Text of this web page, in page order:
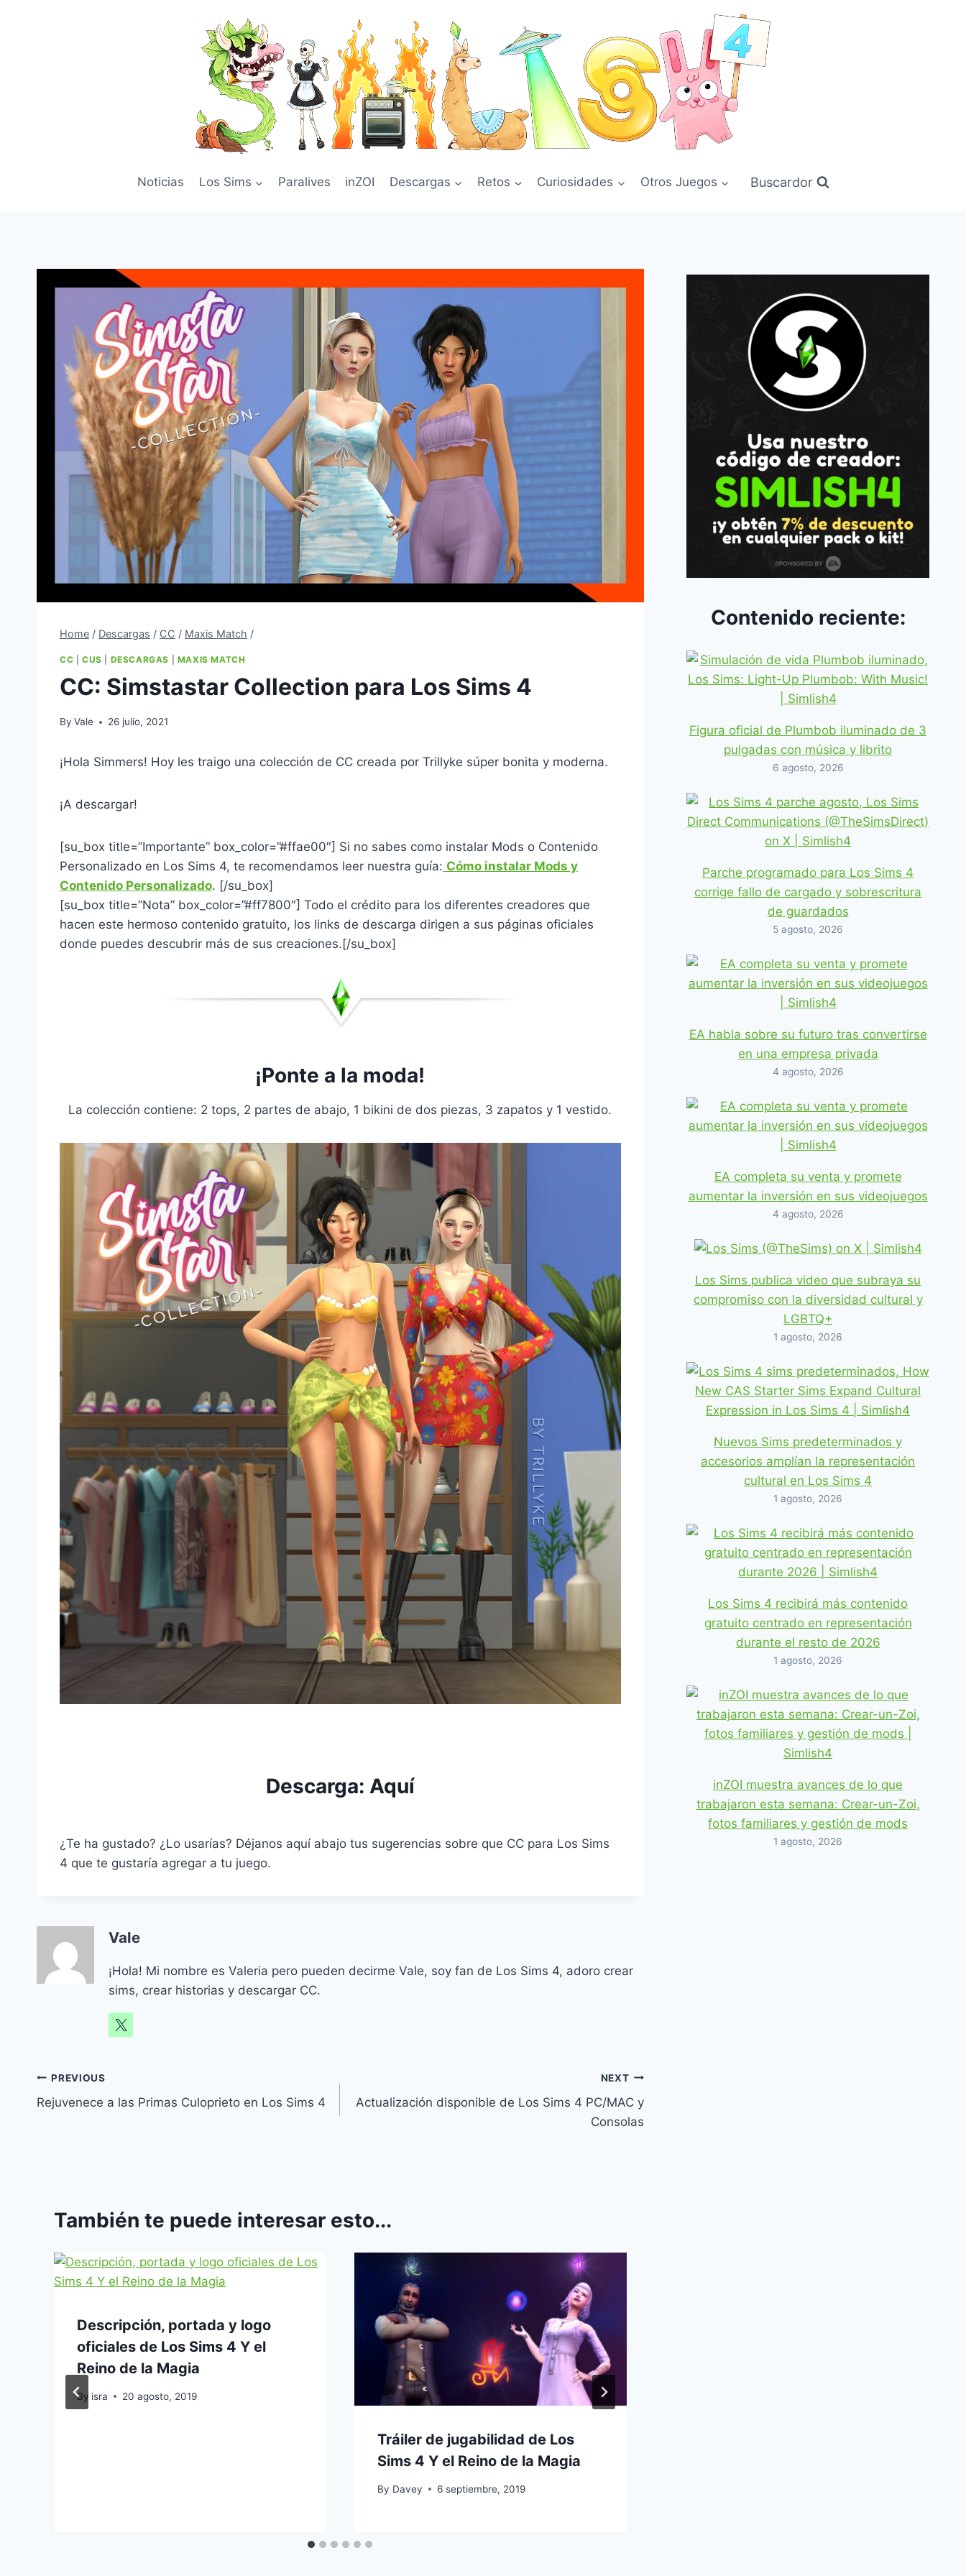
Noticias Los Sims Paralives inZOI Descargas Retos Curiosidades Otros Juegos Buscardor
Home / Descargas / CC / Maxis Match /
CC CUS DESCARGAS MAXIS MATCH
CC: Simstastar Collection para Los Sims 4
By Vale 26 julio, 2021
¡Hola Simmers! Hoy les traigo una colección de CC creada por Trillyke súper bonita y moderna.
¡A descargar!
[su_box title=”Importante” box_color=”#ffae00″] Si no sabes como instalar Mods o Contenido
Personalizado en Los Sims 4, te recomendamos leer nuestra guía: Cómo instalar Mods y
Contenido Personalizado. [/su_box]
[su_box title=”Nota” box_color=”#ff7800″] Todo el crédito para los diferentes creadores que
hacen este hermoso contenido gratuito, los links de descarga dirigen a sus páginas oficiales
donde puedes descubrir más de sus creaciones. [/su_box]
¡Ponte a la moda!
La colección contiene: 2 tops, 2 partes de abajo, 1 bikini de dos piezas, 3 zapatos y 1 vestido.
Descarga: Aquí
¿Te ha gustado? ¿Lo usarías? Déjanos aquí abajo tus sugerencias sobre que CC para Los Sims
4 que te gustaría agregar a tu juego.
Vale
¡Hola! Mi nombre es Valeria pero pueden decirme Vale, soy fan de Los Sims 4, adoro crear
sims, crear historias y descargar CC.
Navegación
de
PREVIOUS
Rejuvenece a las Primas Culoprieto en Los Sims 4
NEXT
Actualización disponible de Los Sims 4 PC/MAC y
Consolas
También te puede interesar esto...
Descripción, portada y logo
oficiales de Los Sims 4 Y el
Reino de la Magia
By isra 20 agosto, 2019
Tráiler de jugabilidad de Los
Sims 4 Y el Reino de la Magia
By Davey 6 septiembre, 2019
Contenido reciente:
Figura oficial de Plumbob iluminado de 3
pulgadas con música y librito
6 agosto, 2026
Parche programado para Los Sims 4
corrige fallo de cargado y sobrescritura
de guardados
5 agosto, 2026
EA habla sobre su futuro tras convertirse
en una empresa privada
4 agosto, 2026
EA completa su venta y promete
aumentar la inversión en sus videojuegos
4 agosto, 2026
Los Sims publica video que subraya su
compromiso con la diversidad cultural y
LGBTQ+
1 agosto, 2026
Nuevos Sims predeterminados y
accesorios amplían la representación
cultural en Los Sims 4
1 agosto, 2026
Los Sims 4 recibirá más contenido
gratuito centrado en representación
durante el resto de 2026
1 agosto, 2026
inZOI muestra avances de lo que
trabajaron esta semana: Crear-un-Zoi,
fotos familiares y gestión de mods
1 agosto, 2026